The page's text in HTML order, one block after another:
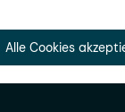
Alle Cookies